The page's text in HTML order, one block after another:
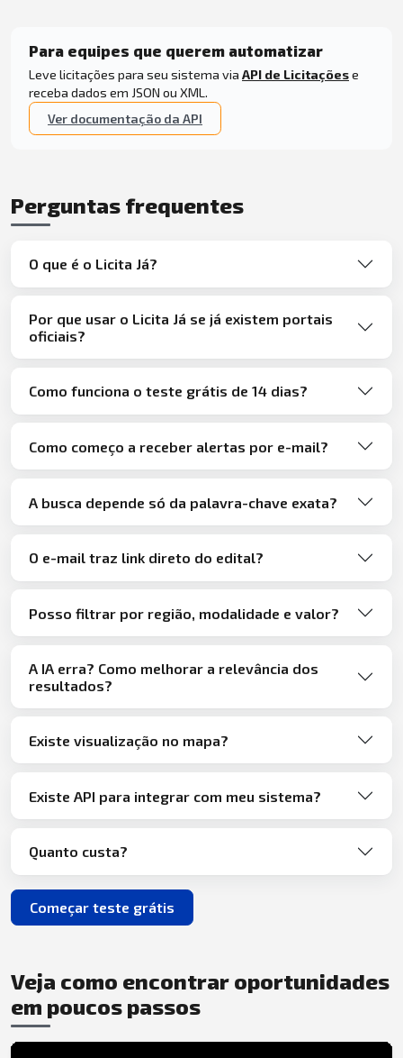
Para equipes que querem automatizar
Leve licitações para seu sistema via API de Licitaçõese
receba dados em JSON ou XML.
Ver documentação da API
Perguntas frequentes
O que é o Licita Já?
Por que usar o Licita Já se já existem portais
oficiais?
Como funciona o teste grátis de 14 dias?
Como começo a receber alertas por e-mail?
A busca depende só da palavra-chave exata?
O e-mail traz link direto do edital?
Posso filtrar por região, modalidade e valor?
A IA erra? Como melhorar a relevância dos
resultados?
Existe visualização no mapa?
Existe API para integrar com meu sistema?
Quanto custa?
Começar teste grátis
Veja como encontrar oportunidades
em poucos passos